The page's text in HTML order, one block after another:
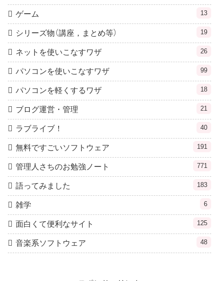
ゲーム 13
シリーズ物（講座，まとめ等） 19
ネットを使いこなすワザ 26
パソコンを使いこなすワザ 99
パソコンを軽くするワザ 18
ブログ運営・管理 21
ラブライブ！ 40
無料ですごいソフトウェア 191
管理人さちのお勉強ノート 771
語ってみました 183
雑学 6
面白くて便利なサイト 125
音楽系ソフトウェア 48